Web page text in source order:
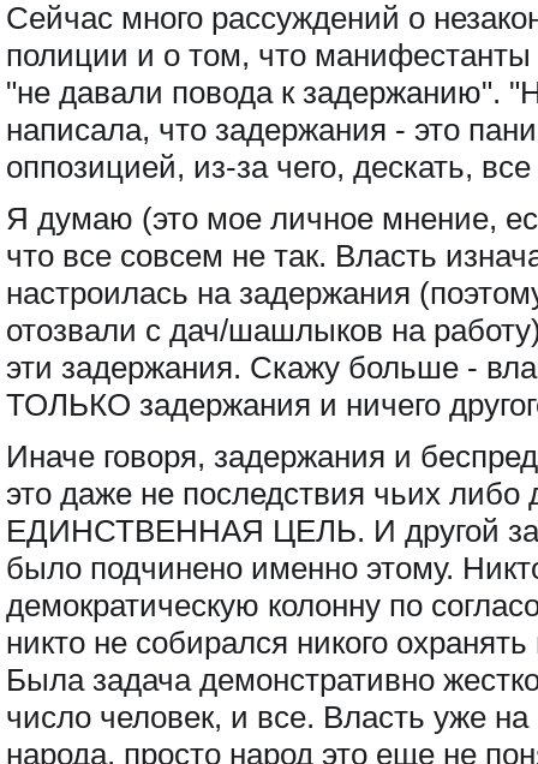
Сейчас много рассуждений о
полиции и о том, что манифестанты
"не давали повода к задержанию".
написала, что задержания - это
оппозицией, из-за чего, дескать,
Я думаю (это мое личное мнение,
что все совсем не так. Власть
настроилась на задержания
отозвали с дач/шашлыков на
эти задержания. Скажу больше -
ТОЛЬКО задержания и ничего
Иначе говоря, задержания и
это даже не последствия чьих либо
ЕДИНСТВЕННАЯ ЦЕЛЬ. И другой
было подчинено именно этому.
демократическую колонну по
никто не собирался никого
Была задача демонстративно
число человек, и все. Власть уже на
народа, просто народ это еще не